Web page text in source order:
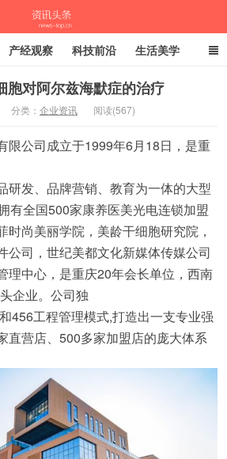
产经观察 科技前沿 生活美学
专栏
胞对阿尔兹海默症的治疗
分类： 企业资讯 阅读(567)
限公司成立于1999年6月18日，是重
研发、品牌营销、教育为一体的大型
有全国500家康养医美光电连锁加盟
时尚美丽学院，美龄干细胞研究院，
公司，世纪美都文化新媒体传媒公司
理中心，是重庆20年会长单位，西南
企业。公司独
456工程管理模式,打造出一支专业强
直营店、500多家加盟店的庞大体系